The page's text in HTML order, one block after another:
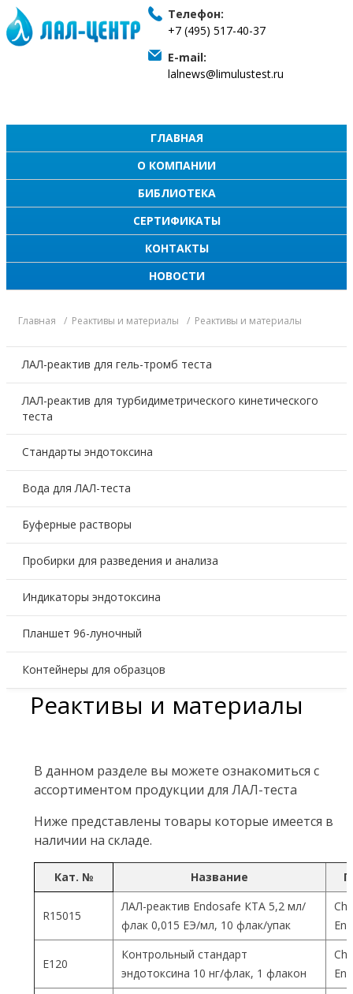
Телефон:
+7 (495) 517-40-37
E-mail:
lalnews@limulustest.ru
ГЛАВНАЯ
О КОМПАНИИ
БИБЛИОТЕКА
СЕРТИФИКАТЫ
КОНТАКТЫ
НОВОСТИ
Главная Реактивы и материалы Реактивы и материалы
ЛАЛ-реактив для гель-тромб теста
ЛАЛ-реактив для турбидиметрического кинетического
теста
Стандарты эндотоксина
Вода для ЛАЛ-теста
Буферные растворы
Пробирки для разведения и анализа
Индикаторы эндотоксина
Планшет 96-луночный
Контейнеры для образцов
Реактивы и материалы
В данном разделе вы можете ознакомиться с
ассортиментом продукции для ЛАЛ-теста
Ниже представлены товары которые имеется в
наличии на складе.
Кат. № Название
R15015
ЛАЛ-реактив Endosafe КТА 5,2 мл/
флак 0,015 ЕЭ/мл, 10 флак/упак
Е120
Контрольный стандарт
эндотоксина 10 нг/флак, 1 флакон